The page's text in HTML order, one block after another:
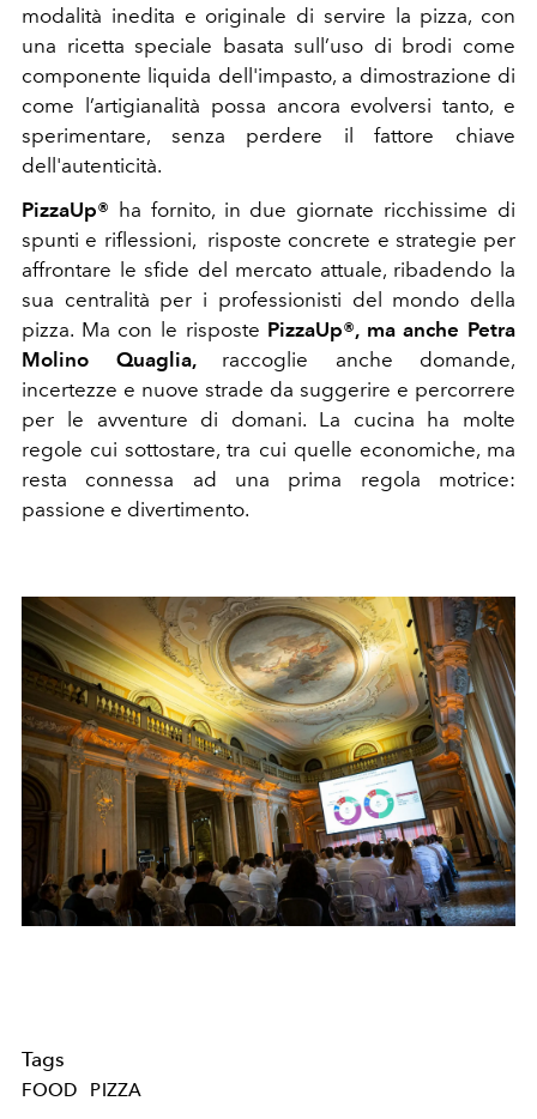
modalità inedita e originale di servire la pizza, con
una ricetta speciale basata sull’uso di brodi come
componente liquida dell'impasto, a dimostrazione di
come l’artigianalità possa ancora evolversi tanto, e
sperimentare, senza perdere il fattore chiave
dell'autenticità.
PizzaUp® ha fornito, in due giornate ricchissime di
spunti e riflessioni, risposte concrete e strategie per
affrontare le sfide del mercato attuale, ribadendo la
sua centralità per i professionisti del mondo della
pizza. Ma con le risposte PizzaUp®, ma anche Petra
Molino Quaglia, raccoglie anche domande,
incertezze e nuove strade da suggerire e percorrere
per le avventure di domani. La cucina ha molte
regole cui sottostare, tra cui quelle economiche, ma
resta connessa ad una prima regola motrice:
passione e divertimento.
Tags
FOOD PIZZA